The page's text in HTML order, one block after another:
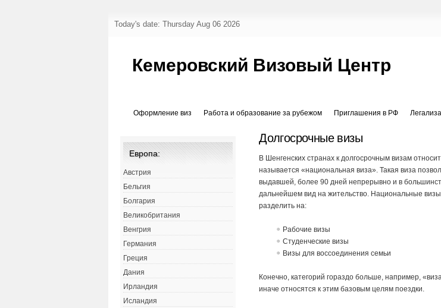
Today's date: Thursday Aug 06 2026
Кемеровский Визовый Центр
Оформление виз Работа и образование за рубежом Приглашения в РФ
Долгосрочные визы
В Шенгенских странах к долгосрочным визам
называется «национальная виза». Такая виза
выдавшей, более 90 дней непрерывно и в
дальнейшем вид на жительство. Национальные
разделить на:
Рабочие визы
Студенческие визы
Визы для воссоединения семьи
Конечно, категорий гораздо больше, например,
иначе относятся к этим базовым целям поездки.
Европа:
Австрия
Бельгия
Болгария
Великобритания
Венгрия
Германия
Греция
Дания
Ирландия
Исландия